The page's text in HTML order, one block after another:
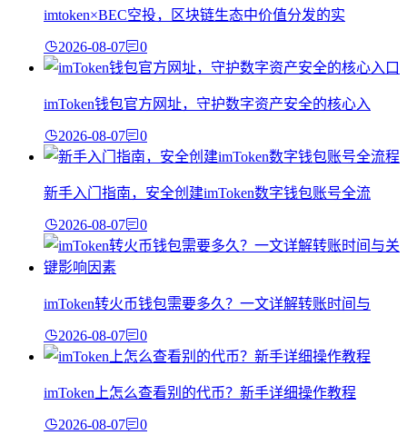
imtoken×BEC空投，区块链生态中价值分发的实
2026-08-07 0
imToken钱包官方网址，守护数字资产安全的核心入
2026-08-07 0
新手入门指南，安全创建imToken数字钱包账号全流
2026-08-07 0
imToken转火币钱包需要多久？一文详解转账时间与
2026-08-07 0
imToken上怎么查看别的代币？新手详细操作教程
2026-08-07 0